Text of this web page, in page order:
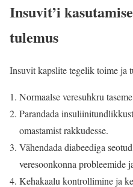
Insuvit’i
tulemus
Insuvit kapslite tegelik toime ja
Normaalse veresuhkru
Parandada
omastamist rakkudesse.
Vähendada diabeediga
veresoonkonna probleemide
Kehakaalu kontrollimine ja